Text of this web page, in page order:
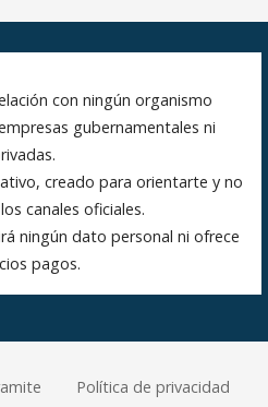
con ningún organismo
gubernamentales ni
creado para orientarte y no
canales oficiales.
ningún dato personal ni ofrece
pagos.
Política de privacidad